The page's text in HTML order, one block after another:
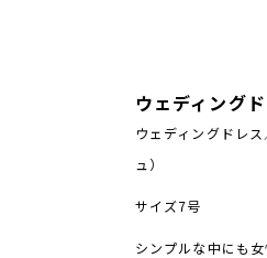
ウェディング
ウェディングドレ
ュ）
サイズ7号
シンプルな中にも